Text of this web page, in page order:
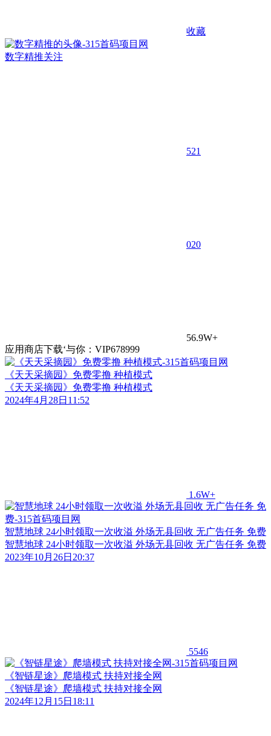
收藏
数字精推关注
521
020
56.9W+
应用商店下载‘与你：VIP678999
《天天采摘园》免费零撸 种植模式
《天天采摘园》免费零撸 种植模式
2024年4月28日11:52
1.6W+
智慧地球 24小时领取一次收溢 外场无县回收 无广告任务 免费
智慧地球 24小时领取一次收溢 外场无县回收 无广告任务 免费
2023年10月26日20:37
5546
《智链星途》爬墙模式 扶持对接全网
《智链星途》爬墙模式 扶持对接全网
2024年12月15日18:11